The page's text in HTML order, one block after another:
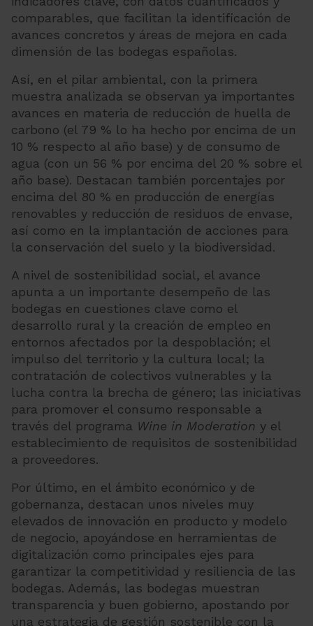
comparables, que facilitan la identificación de
avances concretos y áreas de mejora en cada
dimensión de las bodegas españolas.
Así, en el pilar ambiental, con la primera
muestra analizada se observan ya importantes
avances en materia de reducción de huella de
carbono (el 79 % lo ha hecho por encima de un
10 % respecto al año base) y de consumo de
agua (con un 56 % por encima del 20 % sobre el
año base). Destacan también porcentajes por
encima del 80 % en producción de energías
renovables y reducción de residuos de envase,
así como en la implantación de acciones para
la conservación del suelo y la biodiversidad.
A nivel de sostenibilidad social, el avance
apunta a un importante desempeño de las
bodegas en cuestiones clave como el
desarrollo rural y la creación de empleo en
entornos afectados por la despoblación; el
impulso del territorio y la cultura local; la
contratación de colectivos vulnerables y la
lucha contra la brecha de género; las iniciativas
para promover el consumo responsable a
través del programa Wine in Moderation y el
establecimiento de requisitos de sostenibilidad
a proveedores.
Por último, en el ámbito económico y de
gobernanza, destacan unos niveles muy
elevados de innovación en producto y modelo
de negocio, apoyándose en herramientas de
digitalización como principales ejes para
garantizar la competitividad y resiliencia de las
bodegas. Además, las bodegas muestran
transparencia y buen gobierno, apostando por
una estrategia de gestión sostenible con la